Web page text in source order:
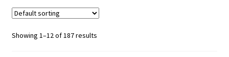
Showing 1–12 of 187 results